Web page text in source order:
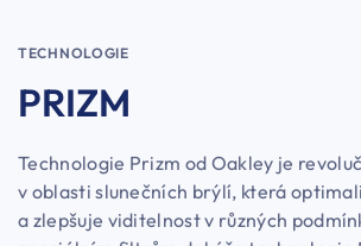
TECHNOLOGIE
PRIZM
Technologie Prizm od Oakley je
v oblasti slunečních brýlí, která
a zlepšuje viditelnost v různých